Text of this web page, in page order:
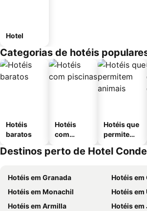
Hotel
Categorias de hotéis
Hotéis
baratos
Hotéis
com
Hotéis que
permitem
Destinos perto de Hotel
Hotéis em Granada
Hotéis
Hotéis em Monachil
Hotéis em
Hotéis em Armilla
Hotéis em